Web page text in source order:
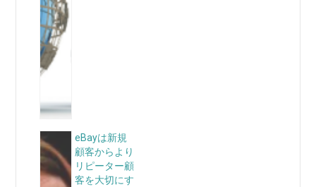
eBayは新規
顧客からより
リピーター顧
客を大切にす